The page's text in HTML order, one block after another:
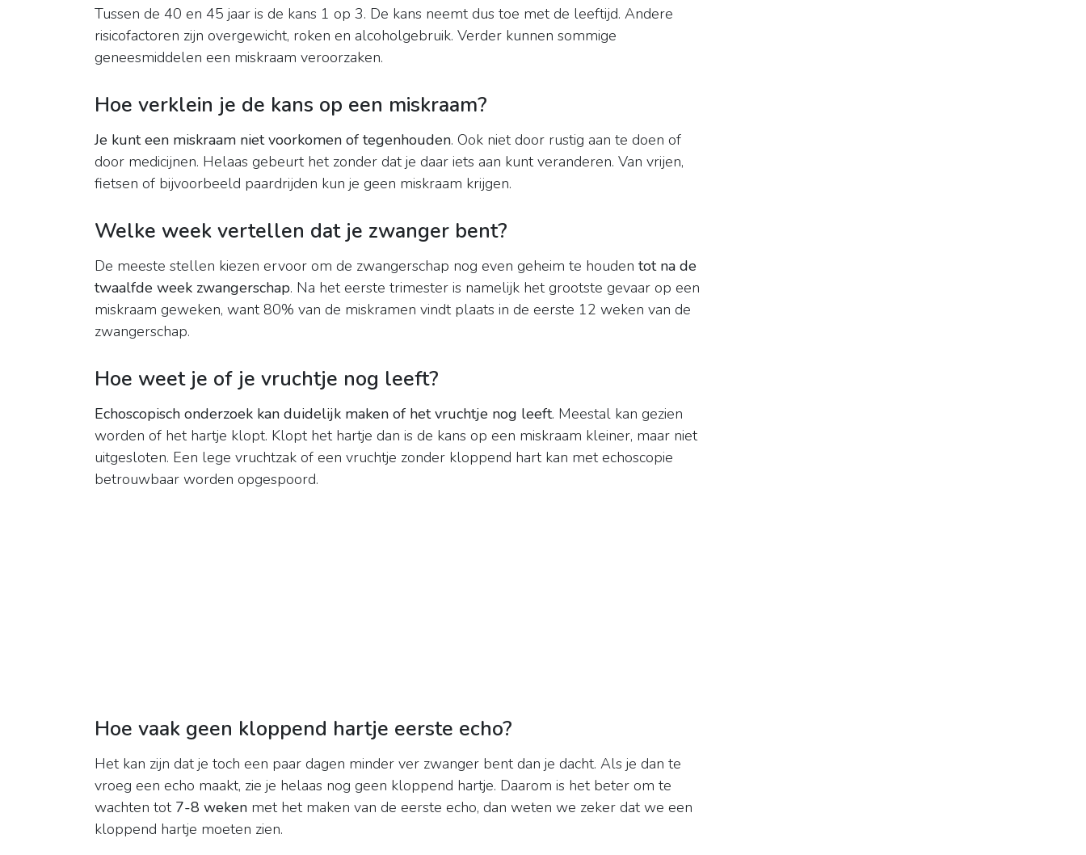
Tussen de 40 en 45 jaar is de kans 1 op 3. De kans neemt dus toe met de leeftijd. Andere
risicofactoren zijn overgewicht, roken en alcoholgebruik. Verder kunnen sommige
geneesmiddelen een miskraam veroorzaken.
Hoe verklein je de kans op een miskraam?
Je kunt een miskraam niet voorkomen of tegenhouden. Ook niet door rustig aan te doen of
door medicijnen. Helaas gebeurt het zonder dat je daar iets aan kunt veranderen. Van vrijen,
fietsen of bijvoorbeeld paardrijden kun je geen miskraam krijgen.
Welke week vertellen dat je zwanger bent?
De meeste stellen kiezen ervoor om de zwangerschap nog even geheim te houden tot na de
twaalfde week zwangerschap. Na het eerste trimester is namelijk het grootste gevaar op een
miskraam geweken, want 80% van de miskramen vindt plaats in de eerste 12 weken van de
zwangerschap.
Hoe weet je of je vruchtje nog leeft?
Echoscopisch onderzoek kan duidelijk maken of het vruchtje nog leeft. Meestal kan gezien
worden of het hartje klopt. Klopt het hartje dan is de kans op een miskraam kleiner, maar niet
uitgesloten. Een lege vruchtzak of een vruchtje zonder kloppend hart kan met echoscopie
betrouwbaar worden opgespoord.
Hoe vaak geen kloppend hartje eerste echo?
Het kan zijn dat je toch een paar dagen minder ver zwanger bent dan je dacht. Als je dan te
vroeg een echo maakt, zie je helaas nog geen kloppend hartje. Daarom is het beter om te
wachten tot 7-8 weken met het maken van de eerste echo, dan weten we zeker dat we een
kloppend hartje moeten zien.